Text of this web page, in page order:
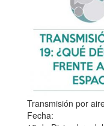
Transmisión por
Fecha: